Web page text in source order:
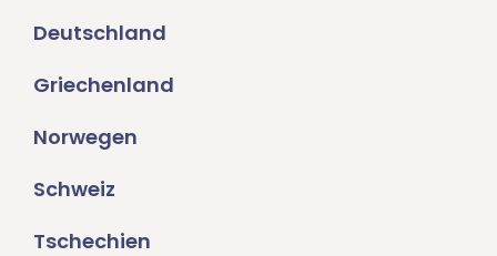
Deutschland
Griechenland
Norwegen
Schweiz
Tschechien